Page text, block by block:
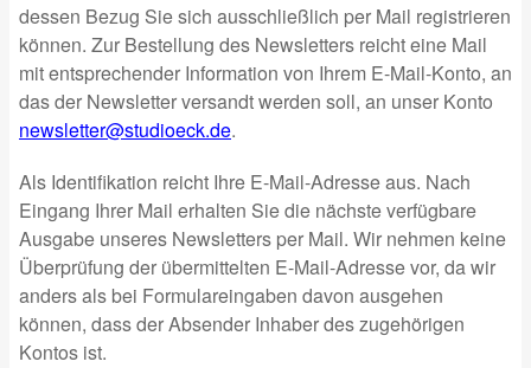
dessen Bezug Sie sich ausschließlich per Mail registrieren
können. Zur Bestellung des Newsletters reicht eine Mail
mit entsprechender Information von Ihrem E-Mail-Konto, an
das der Newsletter versandt werden soll, an unser Konto
newsletter@studioeck.de.
Als Identifikation reicht Ihre E-Mail-Adresse aus. Nach
Eingang Ihrer Mail erhalten Sie die nächste verfügbare
Ausgabe unseres Newsletters per Mail. Wir nehmen keine
Überprüfung der übermittelten E-Mail-Adresse vor, da wir
anders als bei Formulareingaben davon ausgehen
können, dass der Absender Inhaber des zugehörigen
Kontos ist.